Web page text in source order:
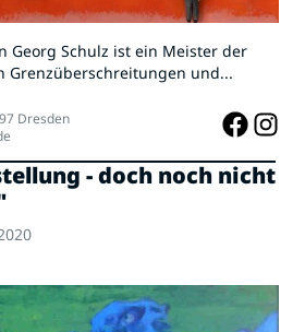
Georg Schulz ist ein Meister der
Grenzüberschreitungen und...
Dresden
- doch noch nicht